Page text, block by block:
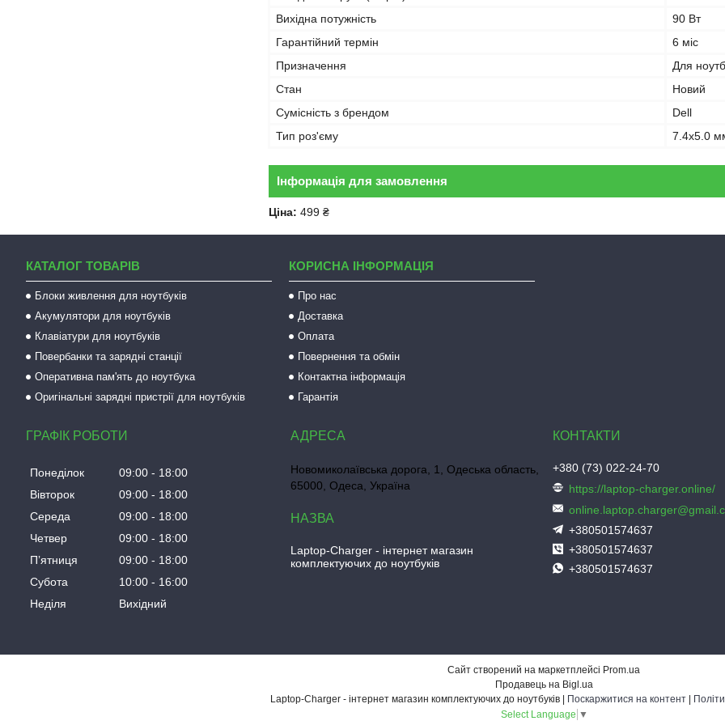
Вихідна потужність
90 Вт
Гарантійний термін
6 міс
Призначення
Для
Стан
Новий
Сумісність з брендом
Dell
Тип роз'єму
7.4x5.0
Інформація для замовлення
Ціна: 499 ₴
КАТАЛОГ ТОВАРІВ
Блоки живлення для ноутбуків
Акумулятори для ноутбуків
Клавіатури для ноутбуків
Повербанки та зарядні станції
Оперативна пам'ять до ноутбука
Оригінальні зарядні пристрії для ноутбуків
КОРИСНА ІНФОРМАЦІЯ
Про нас
Доставка
Оплата
Повернення та обмін
Контактна інформація
Гарантія
ГРАФІК РОБОТИ
Понеділок 09:00
18:00
Вівторок
09:00
18:00
Середа
09:00
18:00
Четвер
09:00
18:00
Пʼятниця
09:00
18:00
Субота
10:00
16:00
Неділя
Вихідний
Новомиколаївська дорога, 1, Одеська область,
65000, Одеса, Україна
Laptop-Charger - інтернет магазин
комплектуючих до ноутбуків
+380 (73) 022-24-70
https://laptop-charger.online/
+380501574637
+380501574637
+380501574637
Сайт створений на маркетплейсі Prom.ua
Продавець на Bigl.ua
Поскаржитися на контент
Select Language ▼